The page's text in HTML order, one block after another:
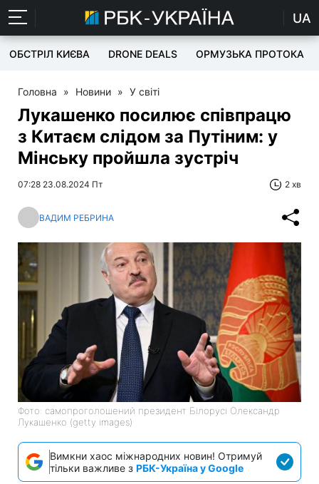
UA
ОБСТРІЛ КИЄВА DRONE DEALS ОРМУЗЬКА ПРОТОКА
Головна » Новини » У світі
Лукашенко посилює співпрацю
з Китаєм слідом за Путіним: у
Мінську пройшла зустріч
07:28 23.08.2024 Пт 2 хв
ВАДИМ РЕБРИНА
Фото: самопроголошений президент Білорусі Олександр
Лукашенко (getty images)
Вимкни хаос міжнародних новин! Отримуй
тільки важливе з РБК-Україна у Google